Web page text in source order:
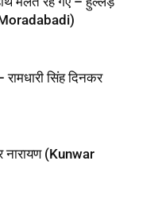
Moradabadi)
सिंह दिनकर
(Kunwar